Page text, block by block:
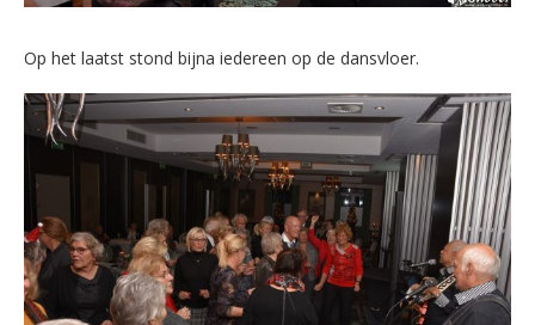
Op het laatst stond bijna iedereen op de dansvloer.